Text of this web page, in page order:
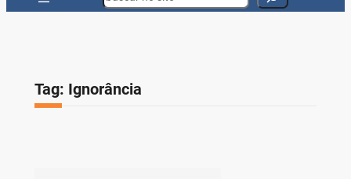
Tag: Ignorância